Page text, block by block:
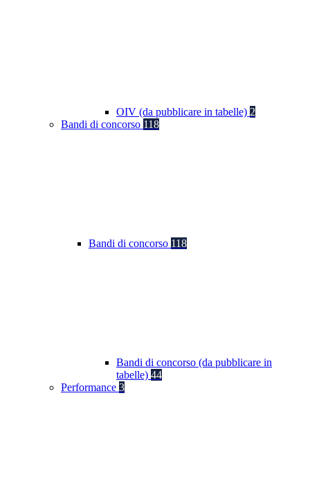
OIV (da pubblicare in tabelle) 2
Bandi di concorso 118
Bandi di concorso 118
Bandi di concorso (da pubblicare in
tabelle) 44
Performance 3